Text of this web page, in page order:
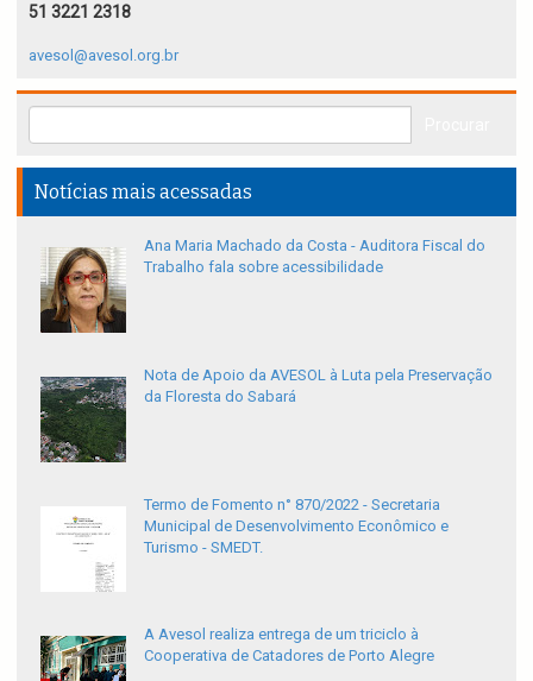
51 3221 2318
avesol@avesol.org.br
Notícias mais acessadas
Ana Maria Machado da Costa - Auditora Fiscal do
Trabalho fala sobre acessibilidade
Nota de Apoio da AVESOL à Luta pela Preservação
da Floresta do Sabará
Termo de Fomento n° 870/2022 - Secretaria
Municipal de Desenvolvimento Econômico e
Turismo - SMEDT.
A Avesol realiza entrega de um triciclo à
Cooperativa de Catadores de Porto Alegre